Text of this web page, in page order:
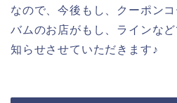
なので、今後もし、クーポン
バムのお店がもし、ラインな
知らせさせていただきます♪